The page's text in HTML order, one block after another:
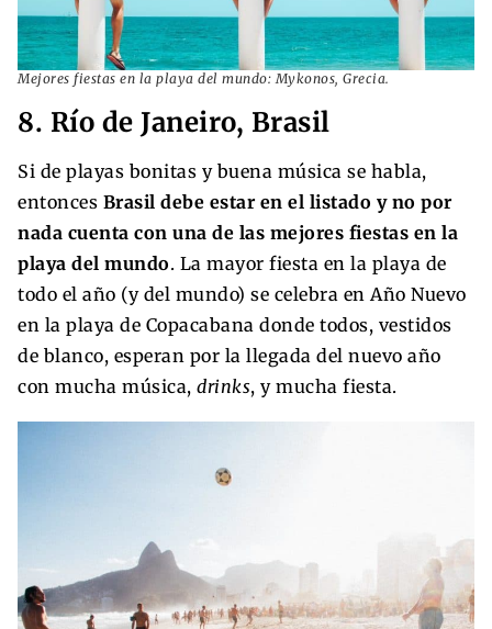
Mejores fiestas en la playa del mundo: Mykonos, Grecia.
8. Río de Janeiro, Brasil
Si de playas bonitas y buena música se habla,
entonces Brasil debe estar en el listado y no por
nada cuenta con una de las mejores fiestas en la
playa del mundo. La mayor fiesta en la playa de
todo el año (y del mundo) se celebra en Año Nuevo
en la playa de Copacabana donde todos, vestidos
de blanco, esperan por la llegada del nuevo año
con mucha música, drinks, y mucha fiesta.